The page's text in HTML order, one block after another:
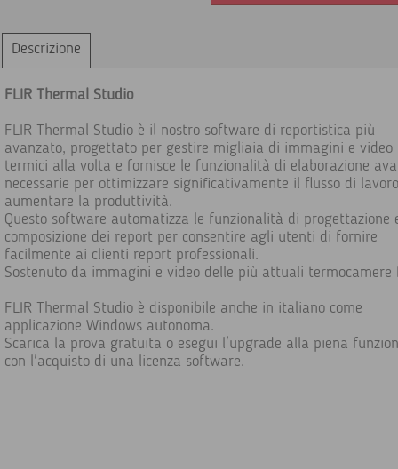
Descrizione
FLIR Thermal Studio
FLIR Thermal Studio è il nostro software di reportistica più
avanzato, progettato per gestire migliaia di immagini e video
termici alla volta e fornisce le funzionalità di elaborazione
necessarie per ottimizzare significativamente il flusso di
aumentare la produttività.
Questo software automatizza le funzionalità di progettazione
composizione dei report per consentire agli utenti di fornire
facilmente ai clienti report professionali.
Sostenuto da immagini e video delle più attuali termocamere
FLIR Thermal Studio è disponibile anche in italiano come
applicazione Windows autonoma.
Scarica la prova gratuita o esegui l'upgrade alla piena
con l'acquisto di una licenza software.